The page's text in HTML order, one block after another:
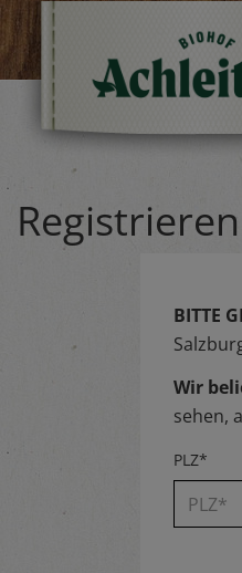
Registrieren
BITTE
Wir
sehen,
PLZ*